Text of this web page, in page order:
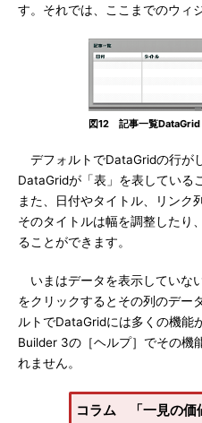
す。それでは、ここまでのウィ
図12 記事一覧DataGrid
デフォルトでDataGridの行が
DataGridが「表」を表している
また、日付やタイトル、リンク
そのタイトルは幅を調整したり
ることができます。
いまはデータを表示していな
をクリックするとその列のデー
ルトでDataGridには多くの機能
Builder 3の［ヘルプ］でその機
れません。
コラム 「一見の価